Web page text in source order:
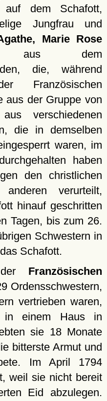
dem Schafott,
Jungfrau und
Marie Rose
dem
die, während
Französischen
aus der Gruppe von
verschiedenen
die in demselben
waren, im
haben
den christlichen
verurteilt,
hinauf geschritten
Tagen, bis zum 26.
Schwestern in
Schafott.
Französischen
Ordensschwestern,
vertrieben waren,
in einem Haus in
sie 18 Monate
bitterste Armut und
Im April 1794
weil sie nicht bereit
Eid abzulegen.